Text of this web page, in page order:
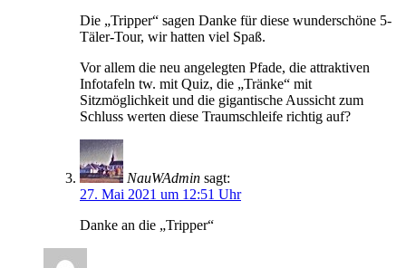
Die „Tripper“ sagen Danke für diese wunderschöne 5-
Täler-Tour, wir hatten viel Spaß.
Vor allem die neu angelegten Pfade, die attraktiven
Infotafeln tw. mit Quiz, die „Tränke“ mit
Sitzmöglichkeit und die gigantische Aussicht zum
Schluss werten diese Traumschleife richtig auf?
NauWAdmin sagt:
27. Mai 2021 um 12:51 Uhr
Danke an die „Tripper“